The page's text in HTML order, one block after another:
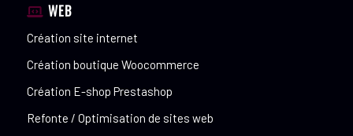
WEB
Création site internet
Création boutique Woocommerce
Création E-shop Prestashop
Refonte / Optimisation de sites web